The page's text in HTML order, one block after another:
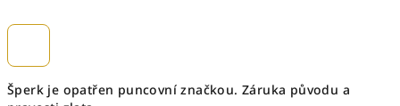
Šperk je opatřen puncovní značkou. Záruka původu a